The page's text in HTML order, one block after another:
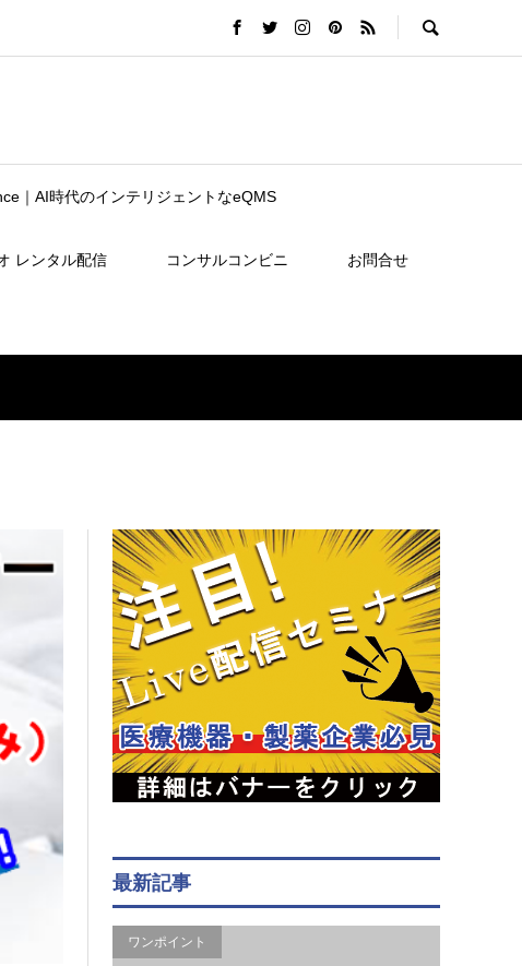
｜AI時代のインテリジェントなeQMS
レンタル配信 コンサルコンビニ お問合せ
最新記事
ワンポイント